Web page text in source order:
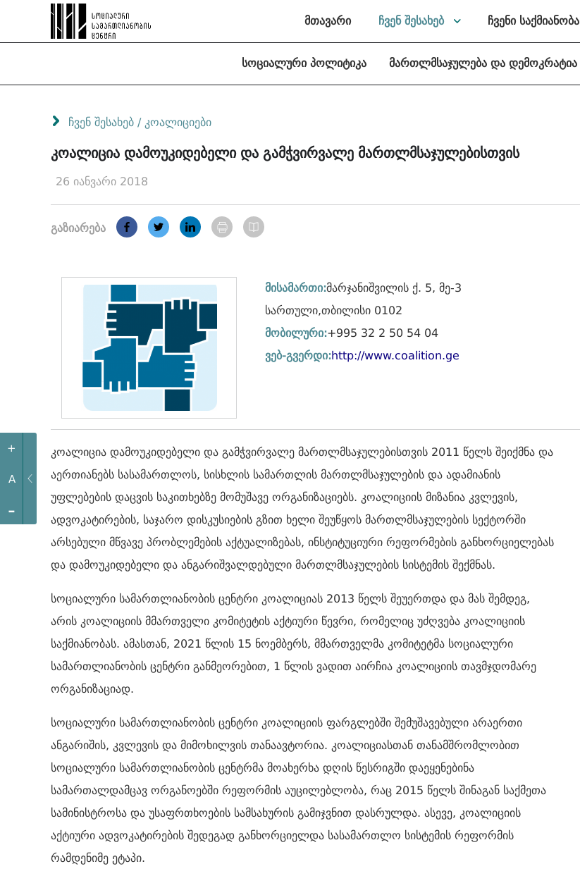
+
A
-
მთავარი ჩვენ შესახებ ჩვენი საქმიანობა
სოციალური პოლიტიკა მართლმსაჯულება და დემოკრატია
ჩვენ შესახებ / კოალიციები
კოალიცია დამოუკიდებელი და გამჭვირვალე მართლმსაჯულებისთვის
26 იანვარი 2018
გაზიარება
მისამართი:მარჯანიშვილის ქ. 5, მე-3
სართული,თბილისი 0102
მობილური:+995 32 2 50 54 04
ვებ-გვერდი:http://www.coalition.ge
კოალიცია დამოუკიდებელი და გამჭვირვალე მართლმსაჯულებისთვის 2011 წელს შეიქმნა და
აერთიანებს სასამართლოს, სისხლის სამართლის მართლმსაჯულების და ადამიანის
უფლებების დაცვის საკითხებზე მომუშავე ორგანიზაციებს. კოალიციის მიზანია კვლევის,
ადვოკატირების, საჯარო დისკუსიების გზით ხელი შეუწყოს მართლმსაჯულების სექტორში
არსებული მწვავე პრობლემების აქტუალიზებას, ინსტიტუციური რეფორმების განხორციელებას
და დამოუკიდებელი და ანგარიშვალდებული მართლმსაჯულების სისტემის შექმნას.
სოციალური სამართლიანობის ცენტრი კოალიციას 2013 წელს შეუერთდა და მას შემდეგ,
არის კოალიციის მმართველი კომიტეტის აქტიური წევრი, რომელიც უძღვება კოალიციის
საქმიანობას. ამასთან, 2021 წლის 15 ნოემბერს, მმართველმა კომიტეტმა სოციალური
სამართლიანობის ცენტრი განმეორებით, 1 წლის ვადით აირჩია კოალიციის თავმჯდომარე
ორგანიზაციად.
სოციალური სამართლიანობის ცენტრი კოალიციის ფარგლებში შემუშავებული არაერთი
ანგარიშის, კვლევის და მიმოხილვის თანაავტორია. კოალიციასთან თანამშრომლობით
სოციალური სამართლიანობის ცენტრმა მოახერხა დღის წესრიგში დაეყენებინა
სამართალდამცავ ორგანოებში რეფორმის აუცილებლობა, რაც 2015 წელს შინაგან საქმეთა
სამინისტროსა და უსაფრთხოების სამსახურის გამიჯვნით დასრულდა. ასევე, კოალიციის
აქტიური ადვოკატირების შედეგად განხორციელდა სასამართლო სისტემის რეფორმის
რამდენიმე ეტაპი.